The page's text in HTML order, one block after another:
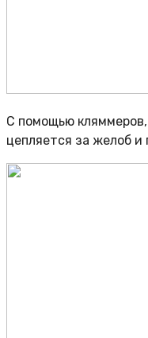
С помощью
цепляется за желоб